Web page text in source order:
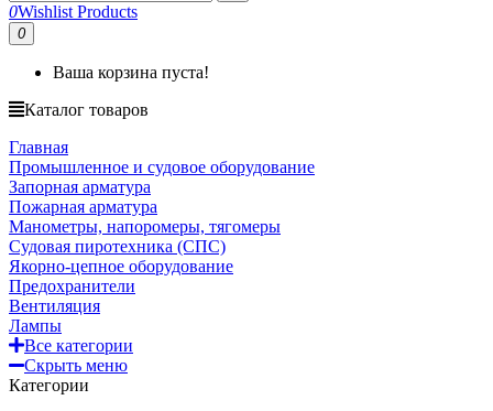
0Wishlist Products
0
Ваша корзина пуста!
Каталог товаров
Главная
Промышленное и судовое оборудование
Запорная арматура
Пожарная арматура
Манометры, напоромеры, тягомеры
Судовая пиротехника (СПС)
Якорно-цепное оборудование
Предохранители
Вентиляция
Лампы
Все категории
Скрыть меню
Категории